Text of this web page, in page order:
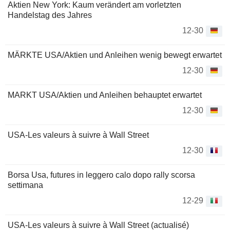
Aktien New York: Kaum verändert am vorletzten
Handelstag des Jahres
12-30
MÄRKTE USA/Aktien und Anleihen wenig bewegt erwartet
12-30
MARKT USA/Aktien und Anleihen behauptet erwartet
12-30
USA-Les valeurs à suivre à Wall Street
12-30
Borsa Usa, futures in leggero calo dopo rally scorsa
settimana
12-29
USA-Les valeurs à suivre à Wall Street (actualisé)